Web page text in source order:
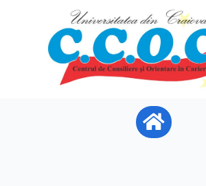
Menu